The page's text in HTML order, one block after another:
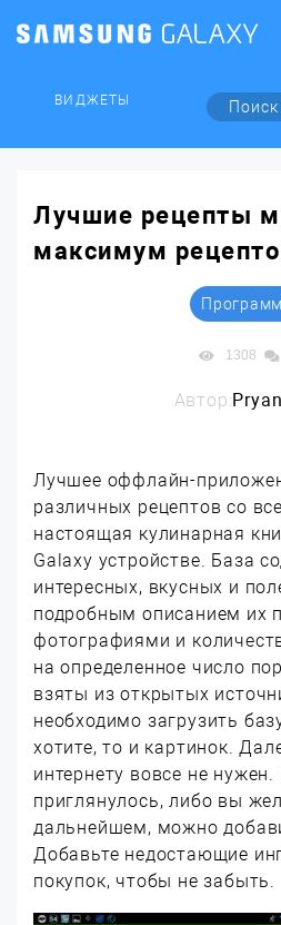
ВИДЖЕТЫ
Лучшие рецепты
максимум
1308
Автор:
Лучшее оффлайн-
различных рецептов со
настоящая кулинарная
Galaxy устройстве. База
интересных, вкусных и
подробным описанием их
фотографиями и
на определенное число
взяты из открытых
необходимо загрузить
хотите, то и картинок.
интернету вовсе не
приглянулось, либо вы
дальнейшем, можно
Добавьте недостающие
покупок, чтобы не забыть.